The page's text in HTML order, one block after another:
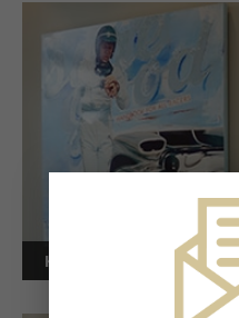
Kunstuitleen voor